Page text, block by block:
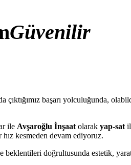
Güvenilir
çıktığımız başarı yolculuğunda,
ile Avşaroğlu İnşaat olarak yap-sat
kesmeden devam ediyoruz.
doğrultusunda estetik,